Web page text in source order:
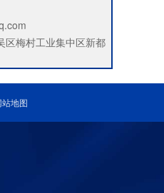
区梅村工业集中区新都
站地图